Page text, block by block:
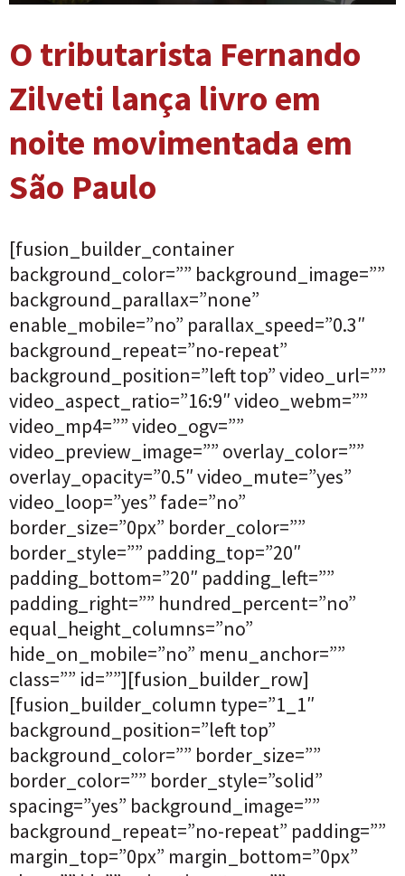
O tributarista Fernando
Zilveti lança livro em
noite movimentada em
São Paulo
[fusion_builder_container
background_color=”” background_image=””
background_parallax=”none”
enable_mobile=”no” parallax_speed=”0.3″
background_repeat=”no-repeat”
background_position=”left top” video_url=””
video_aspect_ratio=”16:9″ video_webm=””
video_mp4=”” video_ogv=””
video_preview_image=”” overlay_color=””
overlay_opacity=”0.5″ video_mute=”yes”
video_loop=”yes” fade=”no”
border_size=”0px” border_color=””
border_style=”” padding_top=”20″
padding_bottom=”20″ padding_left=””
padding_right=”” hundred_percent=”no”
equal_height_columns=”no”
hide_on_mobile=”no” menu_anchor=””
class=”” id=””][fusion_builder_row]
[fusion_builder_column type=”1_1″
background_position=”left top”
background_color=”” border_size=””
border_color=”” border_style=”solid”
spacing=”yes” background_image=””
background_repeat=”no-repeat” padding=””
margin_top=”0px” margin_bottom=”0px”